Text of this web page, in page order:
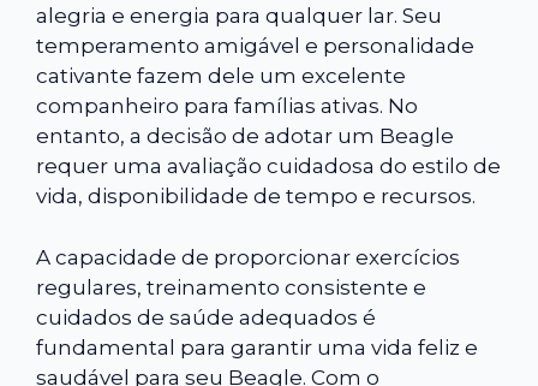
alegria e energia para qualquer lar. Seu
temperamento amigável e personalidade
cativante fazem dele um excelente
companheiro para famílias ativas. No
entanto, a decisão de adotar um Beagle
requer uma avaliação cuidadosa do estilo de
vida, disponibilidade de tempo e recursos.
A capacidade de proporcionar exercícios
regulares, treinamento consistente e
cuidados de saúde adequados é
fundamental para garantir uma vida feliz e
saudável para seu Beagle. Com o